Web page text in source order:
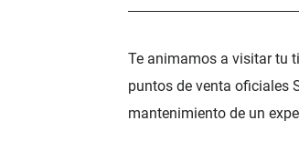
Te animamos a visitar tu
puntos de venta oficiales
mantenimiento de un